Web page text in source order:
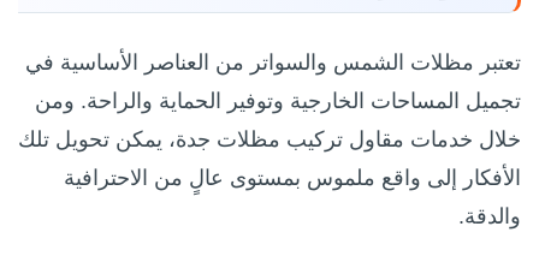
تعتبر مظلات الشمس والسواتر من العناصر الأساسية في
تجميل المساحات الخارجية وتوفير الحماية والراحة. ومن
خلال خدمات مقاول تركيب مظلات جدة، يمكن تحويل تلك
الأفكار إلى واقع ملموس بمستوى عالٍ من الاحترافية
والدقة.